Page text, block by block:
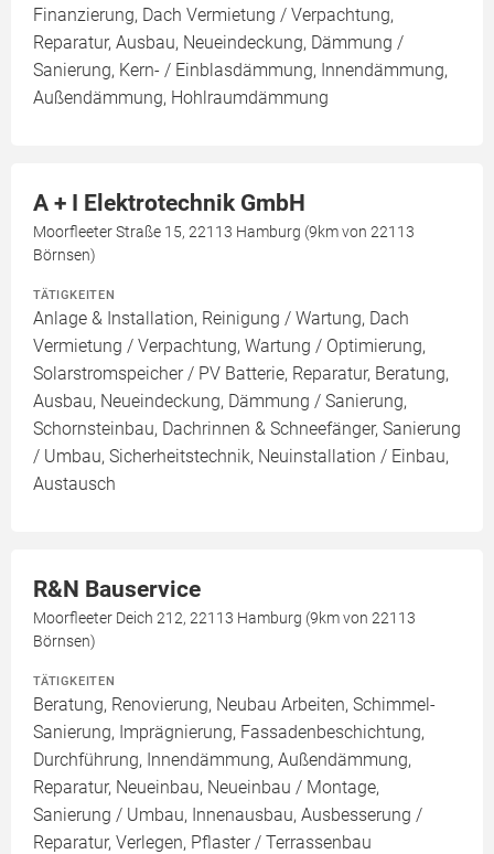
Finanzierung, Dach Vermietung / Verpachtung,
Reparatur, Ausbau, Neueindeckung, Dämmung /
Sanierung, Kern- / Einblasdämmung, Innendämmung,
Außendämmung, Hohlraumdämmung
A + I Elektrotechnik GmbH
Moorfleeter Straße 15, 22113 Hamburg (9km von 22113
Börnsen)
TÄTIGKEITEN
Anlage & Installation, Reinigung / Wartung, Dach
Vermietung / Verpachtung, Wartung / Optimierung,
Solarstromspeicher / PV Batterie, Reparatur, Beratung,
Ausbau, Neueindeckung, Dämmung / Sanierung,
Schornsteinbau, Dachrinnen & Schneefänger, Sanierung
/ Umbau, Sicherheitstechnik, Neuinstallation / Einbau,
Austausch
R&N Bauservice
Moorfleeter Deich 212, 22113 Hamburg (9km von 22113
Börnsen)
TÄTIGKEITEN
Beratung, Renovierung, Neubau Arbeiten, Schimmel-
Sanierung, Imprägnierung, Fassadenbeschichtung,
Durchführung, Innendämmung, Außendämmung,
Reparatur, Neueinbau, Neueinbau / Montage,
Sanierung / Umbau, Innenausbau, Ausbesserung /
Reparatur, Verlegen, Pflaster / Terrassenbau